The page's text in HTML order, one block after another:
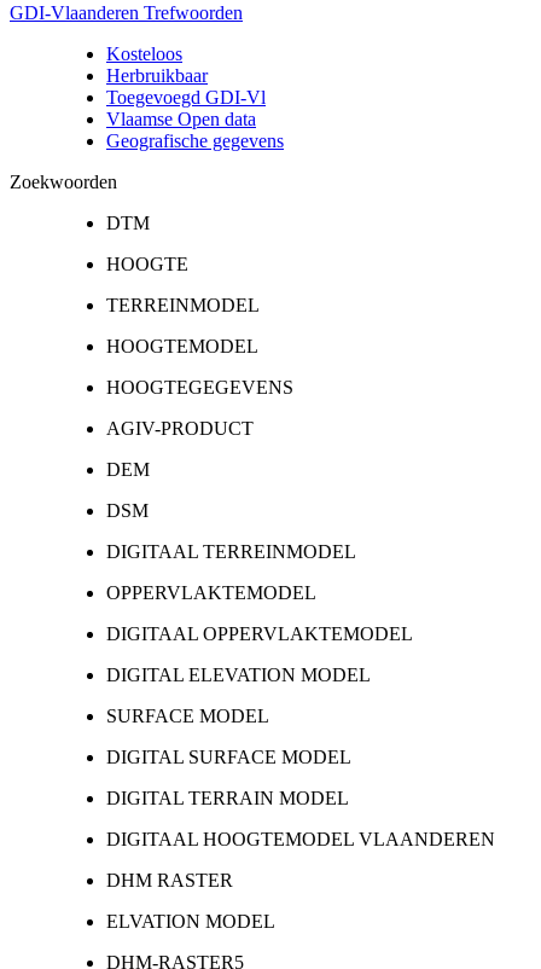
GDI-Vlaanderen Trefwoorden
Kosteloos
Herbruikbaar
Toegevoegd GDI-Vl
Vlaamse Open data
Geografische gegevens
Zoekwoorden
DTM
HOOGTE
TERREINMODEL
HOOGTEMODEL
HOOGTEGEGEVENS
AGIV-PRODUCT
DEM
DSM
DIGITAAL TERREINMODEL
OPPERVLAKTEMODEL
DIGITAAL OPPERVLAKTEMODEL
DIGITAL ELEVATION MODEL
SURFACE MODEL
DIGITAL SURFACE MODEL
DIGITAL TERRAIN MODEL
DIGITAAL HOOGTEMODEL VLAANDEREN
DHM RASTER
ELVATION MODEL
DHM-RASTER5